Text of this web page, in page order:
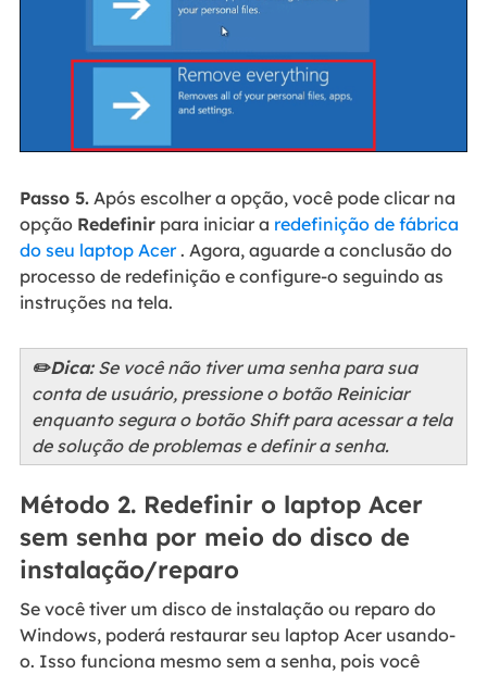
Passo 5.Após escolher a opção, você pode clicar na
opção Redefinirpara iniciar a redefinição de fábrica
do seu laptop Acer. Agora, aguarde a conclusão do
processo de redefinição e configure-o seguindo as
instruções na tela.
✏️Dica:Se você não tiver uma senha para sua
conta de usuário, pressione o botão Reiniciar
enquanto segura o botão Shift para acessar a tela
de solução de problemas e definir a senha.
Método 2. Redefinir o laptop Acer
sem senha por meio do disco de
instalação/reparo
Se você tiver um disco de instalação ou reparo do
Windows, poderá restaurar seu laptop Acer usando-
o. Isso funciona mesmo sem a senha, pois você